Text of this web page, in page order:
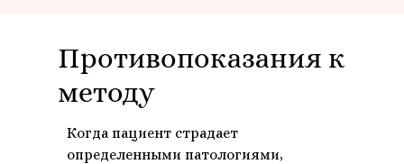
Противопоказания к
методу
Когда пациент страдает
определенными патологиями,